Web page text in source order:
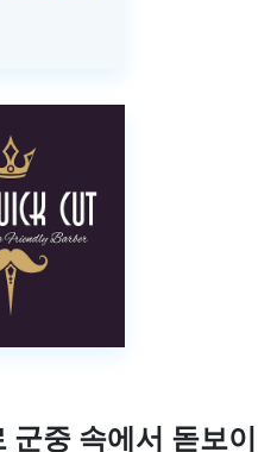
중 속에서 돋보이